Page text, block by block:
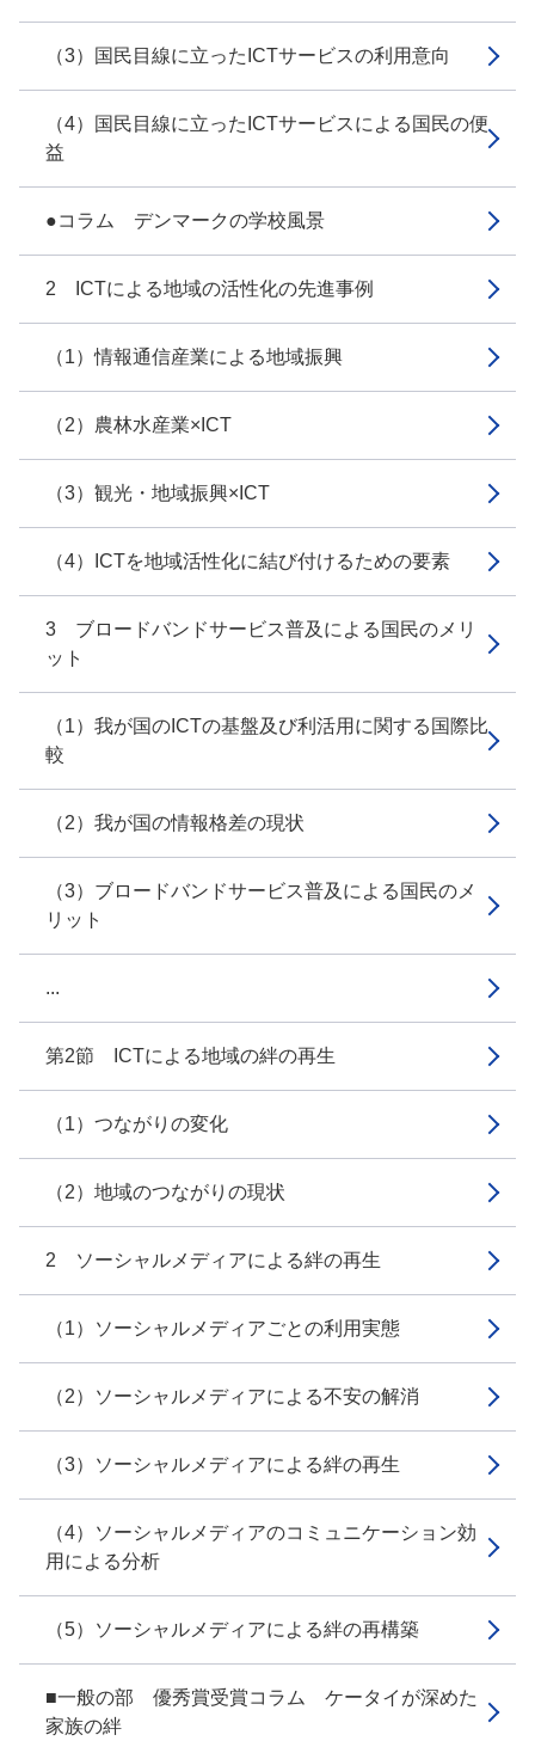
（3）国民目線に立ったICTサービスの利用意向
（4）国民目線に立ったICTサービスによる国民の便
益
●コラム デンマークの学校風景
2 ICTによる地域の活性化の先進事例
（1）情報通信産業による地域振興
（2）農林水産業×ICT
（3）観光・地域振興×ICT
（4）ICTを地域活性化に結び付けるための要素
3 ブロードバンドサービス普及による国民のメリ
ット
（1）我が国のICTの基盤及び利活用に関する国際比
較
（2）我が国の情報格差の現状
（3）ブロードバンドサービス普及による国民のメ
リット
...
第2節 ICTによる地域の絆の再生
（1）つながりの変化
（2）地域のつながりの現状
2 ソーシャルメディアによる絆の再生
（1）ソーシャルメディアごとの利用実態
（2）ソーシャルメディアによる不安の解消
（3）ソーシャルメディアによる絆の再生
（4）ソーシャルメディアのコミュニケーション効
用による分析
（5）ソーシャルメディアによる絆の再構築
■一般の部 優秀賞受賞コラム ケータイが深めた
家族の絆